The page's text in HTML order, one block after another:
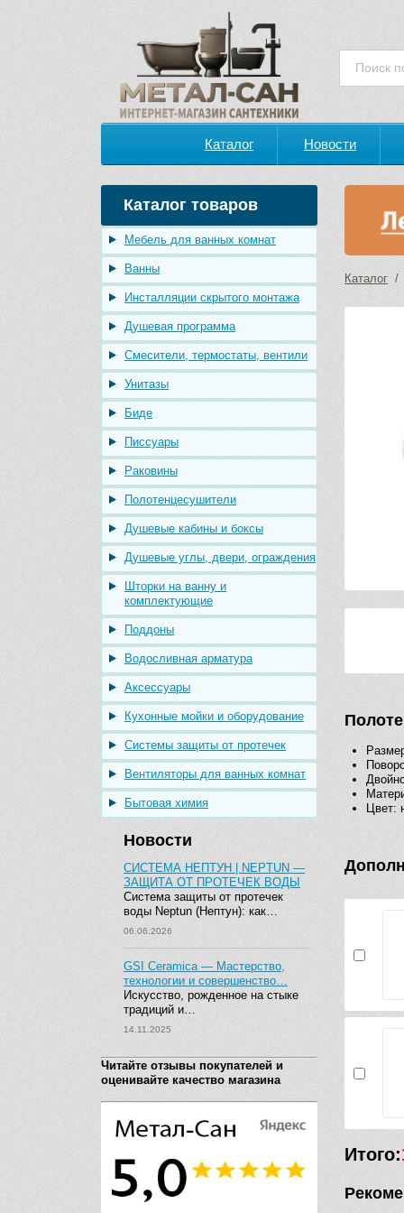
Каталог Новости
Каталог товаров
Мебель для ванных комнат
Ванны
Инсталляции скрытого монтажа
Душевая программа
Смесители, термостаты, вентили
Унитазы
Биде
Писсуары
Раковины
Полотенцесушители
Душевые кабины и боксы
Душевые углы, двери, ограждения
Шторки на ванну и
комплектующие
Поддоны
Водосливная арматура
Аксессуары
Кухонные мойки и оборудование
Системы защиты от протечек
Вентиляторы для ванных комнат
Бытовая химия
Новости
СИСТЕМА НЕПТУН | NEPTUN —
ЗАЩИТА ОТ ПРОТЕЧЕК ВОДЫ
Система защиты от протечек
воды Neptun (Нептун): как…
06.06.2026
GSI Ceramica — Мастерство,
технологии и совершенство…
Искусство, рожденное на стыке
традиций и…
14.11.2025
Читайте отзывы покупателей и
оценивайте качество магазина
Каталог /
Цвет:
Итого: